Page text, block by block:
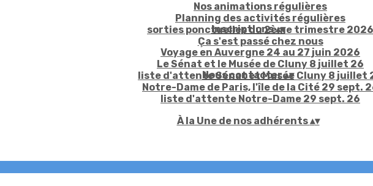
Nos animations régulières
Planning des activités régulières
sorties ponctuelles du 2ème trimestre 2026
Ça s'est passé chez nous
Inscriptions▴▾
Voyage en Auvergne 24 au 27 juin 2026
Le Sénat et le Musée de Cluny 8 juillet 26
liste d'attente Sénat et Musée Cluny 8 juillet
Notre-Dame de Paris, l'île de la Cité 29 sept.
liste d'attente Notre-Dame 29 sept. 26
Nous contacter▴▾
À la Une de nos adhérents▴▾